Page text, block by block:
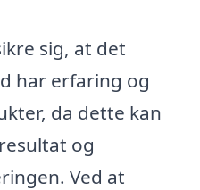
sig, at det
har erfaring og
da dette kan
og
Ved at